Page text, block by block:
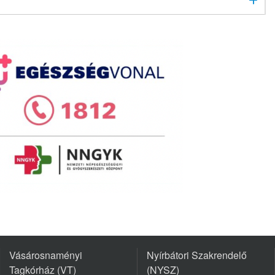
Vásárosnaményi
Tagkórház (VT)
Nyírbátori Szakrendelő
(NYSZ)